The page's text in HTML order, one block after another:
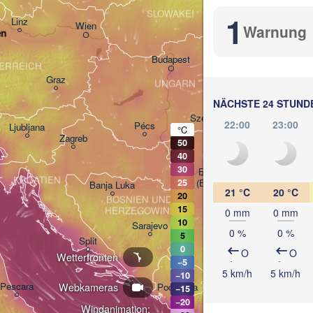
1 Warnung
NÄCHSTE 24
22:00
23:00
21 °C
0 mm
0 %
O
5 km/h
20 °C
0 mm
0 %
O
5 km/h
Windanimation:
Webkameras
Wetterfronten
Wien
Budapest
Београд
(Beograd)
Zagreb
Linz
Sarajevo
Ljubljana
Pescara Podgorica
Split
Szeged
Banja Luka
Pécs
Graz UNGARN
SERBIEN
KROATIEN
BOSNIEN UND
HERZEGOWINA
SLOWAKEI
°C
50
40
30
25
20
15
10
5
0
−5
−10
−15
−20